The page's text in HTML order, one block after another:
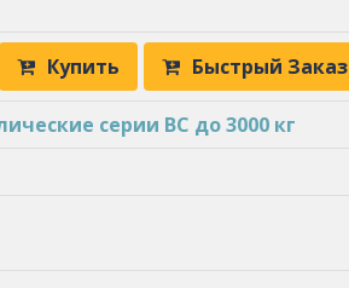
Купить Быстрый Заказ
серии ВС до 3000 кг